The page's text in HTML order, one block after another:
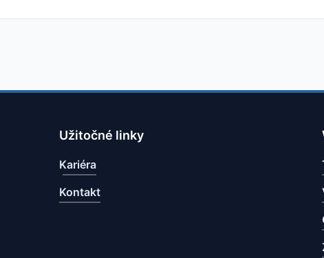
Užitočné linky
Kariéra
Kontakt